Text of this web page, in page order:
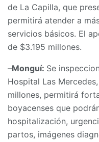
de La Capilla, que
permitirá atender a
servicios básicos. El
de $3.195 millones.
–Monguí: Se
Hospital Las
millones, permitirá
boyacenses que
hospitalización,
partos, imágenes